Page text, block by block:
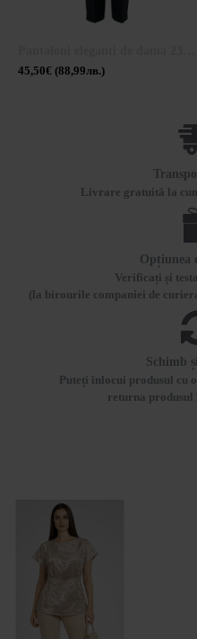
45,50€ (88,99лв.)
Livrare gratuită la
Opțiunea
Verificați și
(la birourile companiei de
Schimb
Puteți înlocui produsul cu
returna produsul